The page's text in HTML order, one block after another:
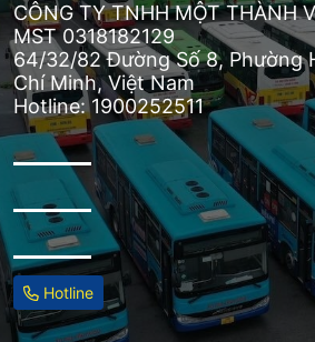
CÔNG TY TNHH MỘT THÀNH
MST 0318182129
64/32/82 Đường Số 8, Phường
Chí Minh, Việt Nam
Hotline: 1900252511
Hotline